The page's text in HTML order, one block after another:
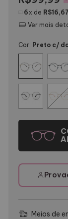
6 x de R$16,67
Ver mais
Cor: Preto c/
Meios de